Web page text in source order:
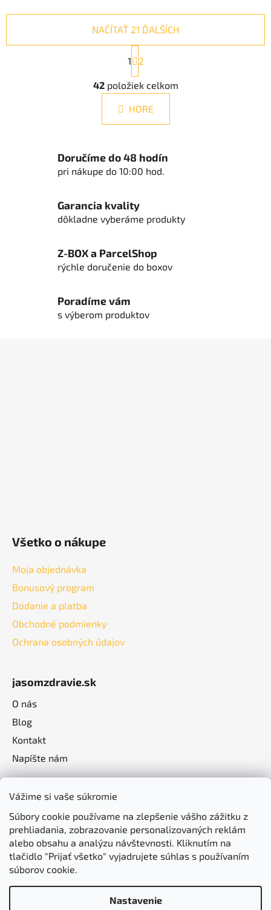
Vážime si vaše súkromie
Súbory cookie používame na zlepšenie vášho zážitku z
prehliadania, zobrazovanie personalizovaných reklám
alebo obsahu a analýzu návštevnosti. Kliknutím na
tlačidlo "Prijať všetko" vyjadrujete súhlas s používaním
súborov cookie.
Nastavenie
O
v
l
á
d
c
i
r
v
y
v
ý
s
NAČÍTAŤ 21 ĎALŠÍCH
S
t
r
á
n
k
n
i
e
1 2
42položiek celkom
HORE
Doručíme do 48 hodín
pri nákupe do 10:00 hod.
Garancia kvality
dôkladne vyberáme produkty
Z-BOX a ParcelShop
rýchle doručenie do boxov
Poradíme vám
s výberom produktov
Všetko o nákupe
Moja objednávka
Bonusový program
Dodanie a platba
Obchodné podmienky
Ochrana osobných údajov
jasomzdravie.sk
O nás
Blog
Kontakt
Napíšte nám